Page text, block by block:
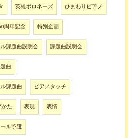
英雄ポロネーズ ひまわりピアノ
周年記念 特別企画
課題曲説明会 課題曲説明会
曲
課題曲 ピアノタッチ
た 表現 表情
ル予選